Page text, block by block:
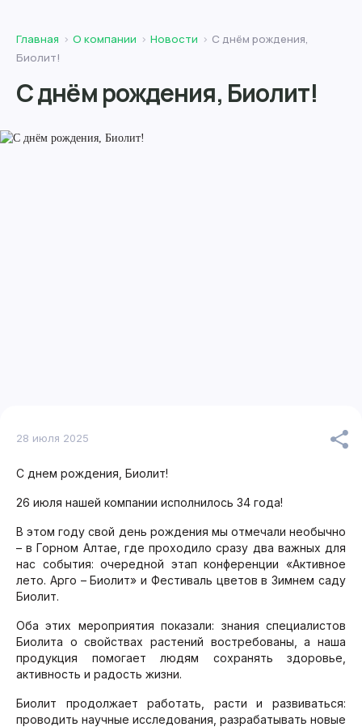
Главная О компании Новости
С днём рождения,
Биолит!
С днём рождения, Биолит!
28 июля 2025
С днем рождения, Биолит!
26 июля нашей компании исполнилось 34 года!
В этом году свой день рождения мы отмечали необычно
– в Горном Алтае, где проходило сразу два важных для
нас события: очередной этап конференции «Активное
лето. Арго – Биолит» и Фестиваль цветов в Зимнем саду
Биолит.
Оба этих мероприятия показали: знания специалистов
Биолита о свойствах растений востребованы, а наша
продукция помогает людям сохранять здоровье,
активность и радость жизни.
Биолит продолжает работать, расти и развиваться:
проводить научные исследования, разрабатывать новые